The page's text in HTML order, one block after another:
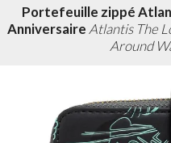
Portefeuille zippé
Anniversaire Atlantis The
Around